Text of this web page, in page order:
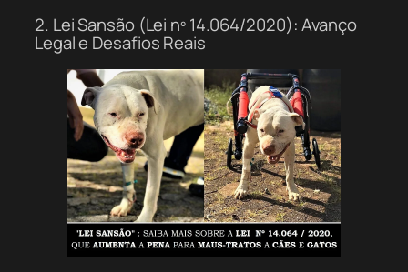
2. Lei Sansão (Lei nº 14.064/2020): Avanço
Legal e Desafios Reais